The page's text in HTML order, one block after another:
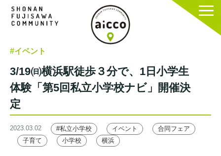
#イベント
3/19㈰横浜駅徒歩３分で、1日小学生
体験「第5回私立小学校ナビ」開催決
定
2023.03.02 #私立小学校 イベント
合同フェア
子育て
小学校 横浜